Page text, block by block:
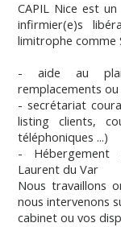
CAPIL Nice est
infirmier(e)s
limitrophe comme
- aide au
remplacements
- secrétariat
listing clients,
téléphoniques ...)
- Hébergement
Laurent du Var
Nous travaillons
nous intervenons
cabinet ou vos